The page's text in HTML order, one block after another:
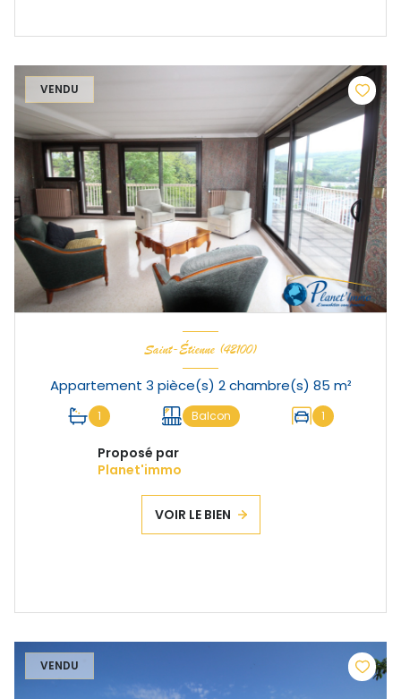
VENDU
Saint-Étienne (42100)
Appartement 3 pièce(s) 2 chambre(s) 85 m²
1 Balcon 1
Proposé par
Planet'immo
VOIR LE BIEN
VENDU